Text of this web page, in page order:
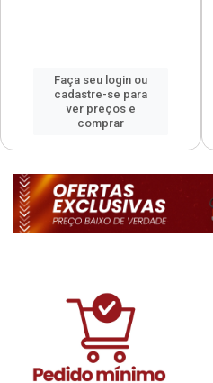
Faça seu login ou
cadastre-se para
ver preços e
comprar